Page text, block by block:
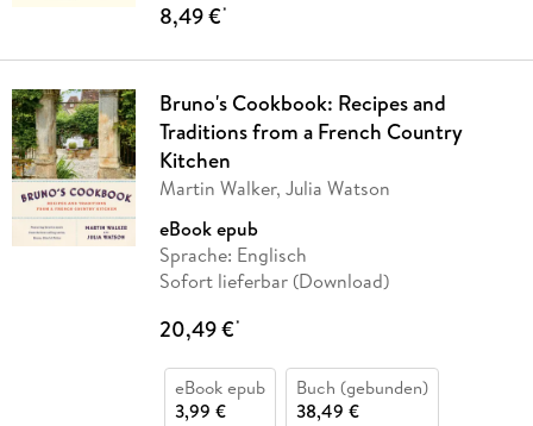
8,49 €*
Bruno's Cookbook: Recipes and
Traditions from a French Country
Kitchen
Martin Walker, Julia Watson
eBook epub
Sprache: Englisch
Sofort lieferbar (Download)
20,49 €*
eBook epub
3,99 €
Buch (gebunden)
38,49 €